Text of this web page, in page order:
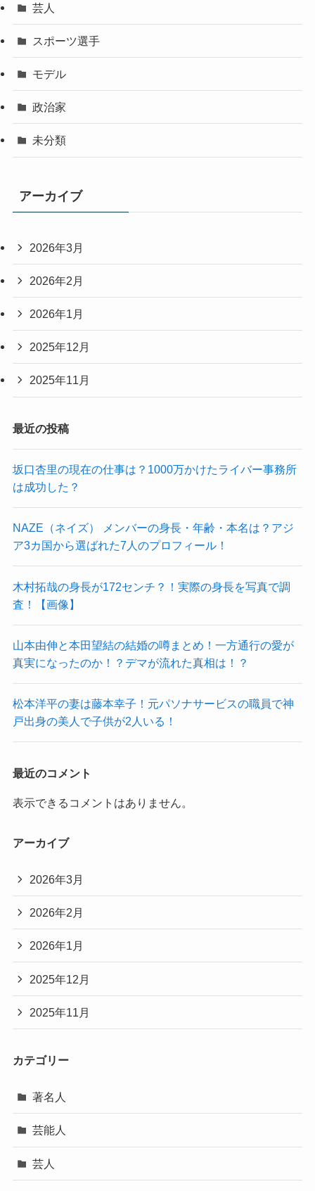
芸人
スポーツ選手
モデル
政治家
未分類
アーカイブ
2026年3月
2026年2月
2026年1月
2025年12月
2025年11月
最近の投稿
坂口杏里の現在の仕事は？1000万かけたライバー事務所
は成功した？
NAZE（ネイズ） メンバーの身長・年齢・本名は？アジ
ア3カ国から選ばれた7人のプロフィール！
木村拓哉の身長が172センチ？！実際の身長を写真で調
査！【画像】
山本由伸と本田望結の結婚の噂まとめ！一方通行の愛が
真実になったのか！？デマが流れた真相は！？
松本洋平の妻は藤本幸子！元パソナサービスの職員で神
戸出身の美人で子供が2人いる！
最近のコメント
表示できるコメントはありません。
アーカイブ
2026年3月
2026年2月
2026年1月
2025年12月
2025年11月
カテゴリー
著名人
芸能人
芸人